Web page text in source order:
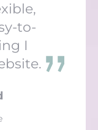
to-
I